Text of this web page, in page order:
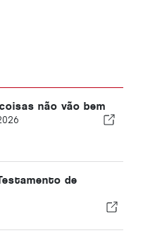
não vão bem
de